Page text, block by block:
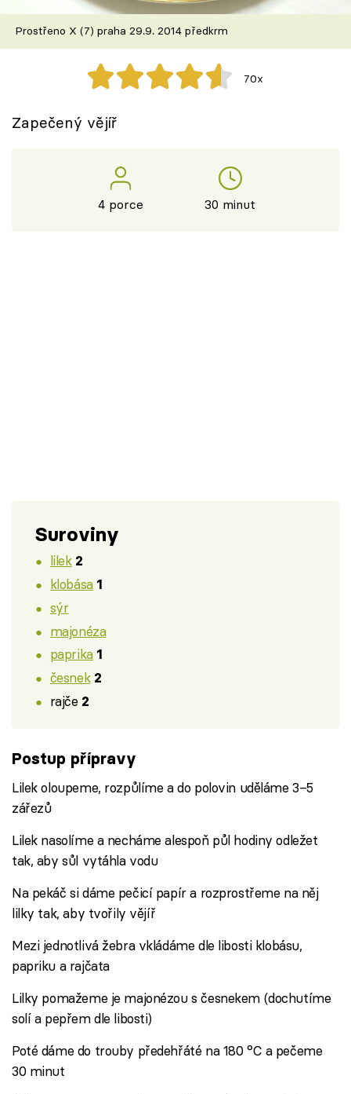
Škola vaření
Recepty z TV
Speciál: Cuketa
Těhotnej kuchař
Sledujte prima+
Prostřeno X (7) praha 29.9. 2014 předkrm
70x
Zapečený vějíř
4 porce 30 minut
Suroviny
lilek 2
klobása 1
sýr
majonéza
paprika 1
česnek 2
rajče 2
Postup přípravy
Lilek oloupeme, rozpůlíme a do polovin uděláme 3–5
zářezů
Lilek nasolíme a necháme alespoň půl hodiny odležet
tak, aby sůl vytáhla vodu
Na pekáč si dáme pečicí papír a rozprostřeme na něj
lilky tak, aby tvořily vějíř
Mezi jednotlivá žebra vkládáme dle libosti klobásu,
papriku a rajčata
Lilky pomažeme je majonézou s česnekem (dochutíme
solí a pepřem dle libosti)
Poté dáme do trouby předehřáté na 180 °C a pečeme
30 minut